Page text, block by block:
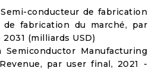
conducteur de fabrication
de fabrication du marché, par
(milliards USD)
Semiconductor Manufacturing
par user final, 2021 -